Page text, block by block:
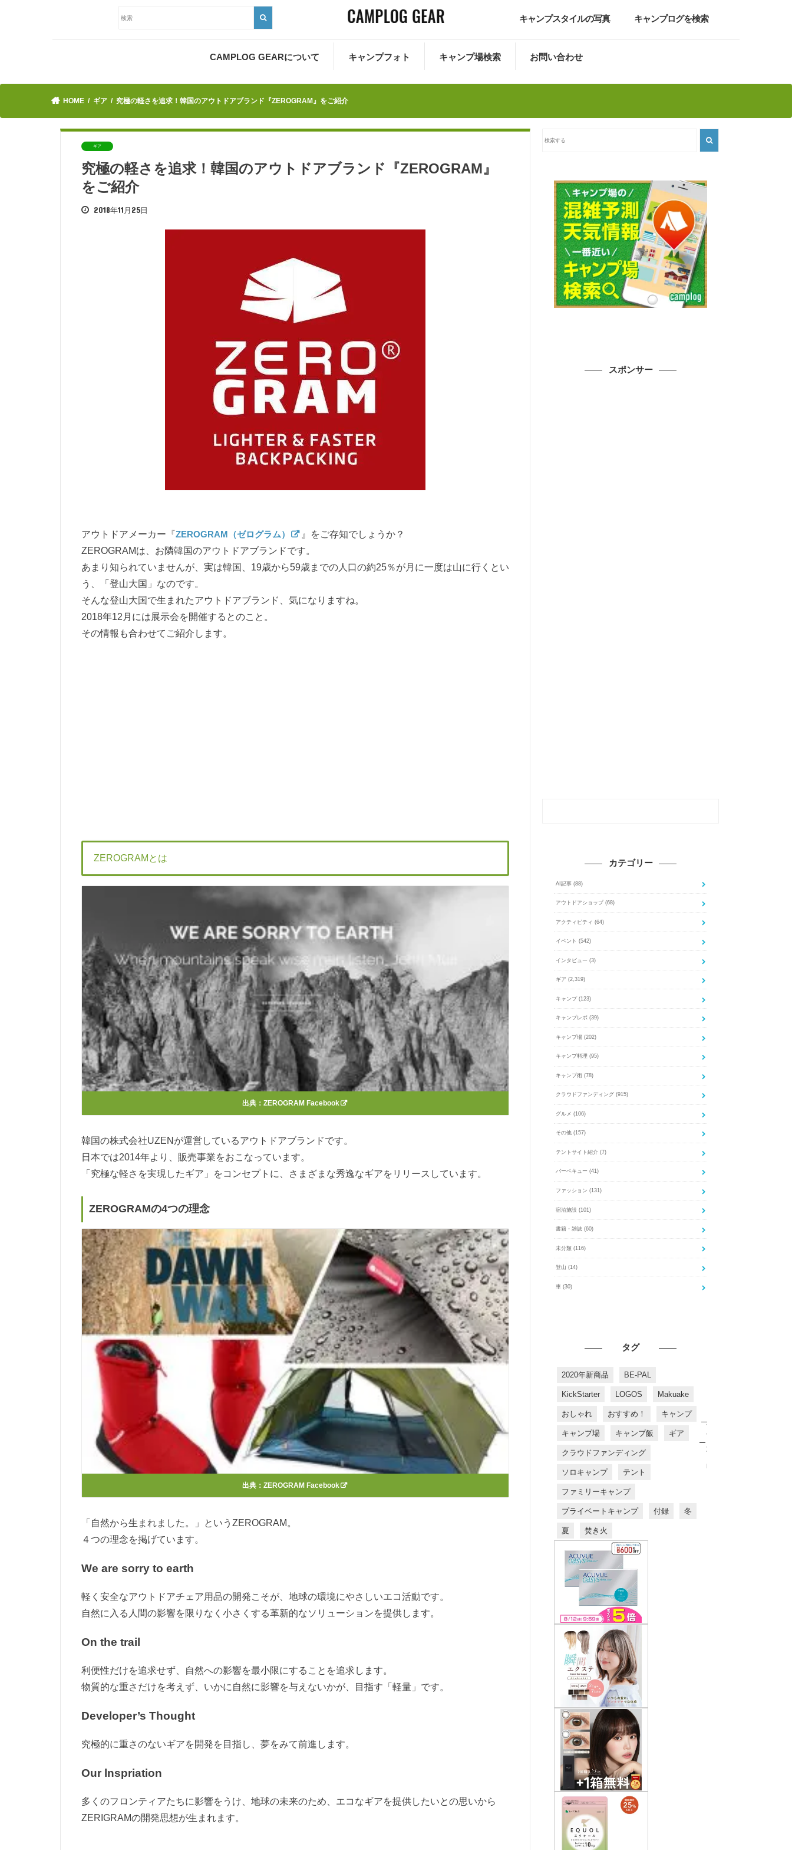
キャンプスタイルの写真 キャンプログを検索
CAMPLOG GEARについて キャンプフォト キャンプ場検索 お問い合わせ
HOME ギア 究極の軽さを追求！韓国のアウトドアブランド『ZEROGRAM』をご紹介
ギア
究極の軽さを追求！韓国のアウトドアブランド『ZEROGRAM』
をご紹介
2018年11月25日
アウトドアメーカー『ZEROGRAM（ゼログラム）
』をご存知でしょうか？
ZEROGRAMは、お隣韓国のアウトドアブランドです。
あまり知られていませんが、実は韓国、19歳から59歳までの人口の約25％が月に一度は山に行くとい
う、「登山大国」なのです。
そんな登山大国で生まれたアウトドアブランド、気になりますね。
2018年12月には展示会を開催するとのこと。
その情報も合わせてご紹介します。
ZEROGRAMとは
出典： ZEROGRAM Facebook
韓国の株式会社UZENが運営しているアウトドアブランドです。
日本では2014年より、販売事業をおこなっています。
「究極な軽さを実現したギア」をコンセプトに、さまざまな秀逸なギアをリリースしています。
ZEROGRAMの4つの理念
出典： ZEROGRAM Facebook
「自然から生まれました。」というZEROGRAM。
４つの理念を掲げています。
We are sorry to earth
軽く安全なアウトドアチェア用品の開発こそが、地球の環境にやさしいエコ活動です。
自然に入る人間の影響を限りなく小さくする革新的なソリューションを提供します。
On the trail
利便性だけを追求せず、自然への影響を最小限にすることを追求します。
物質的な重さだけを考えず、いかに自然に影響を与えないかが、目指す「軽量」です。
Developer’s Thought
究極的に重さのないギアを開発を目指し、夢をみて前進します。
Our lnspriation
多くのフロンティアたちに影響をうけ、地球の未来のため、エコなギアを提供したいとの思いから
ZERIGRAMの開発思想が生まれます。
スポンサー
カテゴリー
AI記事 (88)
アウトドアショップ (68)
アクティビティ (64)
イベント (542)
インタビュー (3)
ギア (2,319)
キャンプ (123)
キャンプレポ (39)
キャンプ場 (202)
キャンプ料理 (95)
キャンプ術 (78)
クラウドファンディング (915)
グルメ (106)
その他 (157)
テントサイト紹介 (7)
バーベキュー (41)
ファッション (131)
宿泊施設 (101)
書籍・雑誌 (60)
未分類 (116)
登山 (14)
車 (30)
タグ
2020年新商品 BE-PAL
KickStarter LOGOS Makuake
おしゃれ おすすめ！ キャンプ
キャンプ場 キャンプ飯 ギア
クラウドファンディング
ソロキャンプ テント
ファミリーキャンプ
プライベートキャンプ 付録 冬
夏 焚き火
す
す
め
商
品